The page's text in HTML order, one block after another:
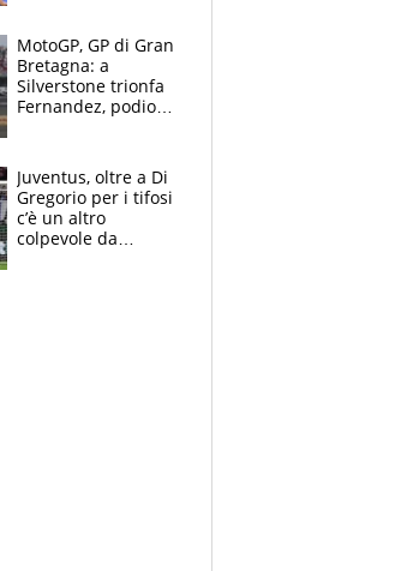
MotoGP, GP di Gran
Bretagna: a
Silverstone trionfa
Fernandez, podio
ed eroico
Juventus, oltre a Di
Gregorio per i tifosi
c’è un altro
colpevole da